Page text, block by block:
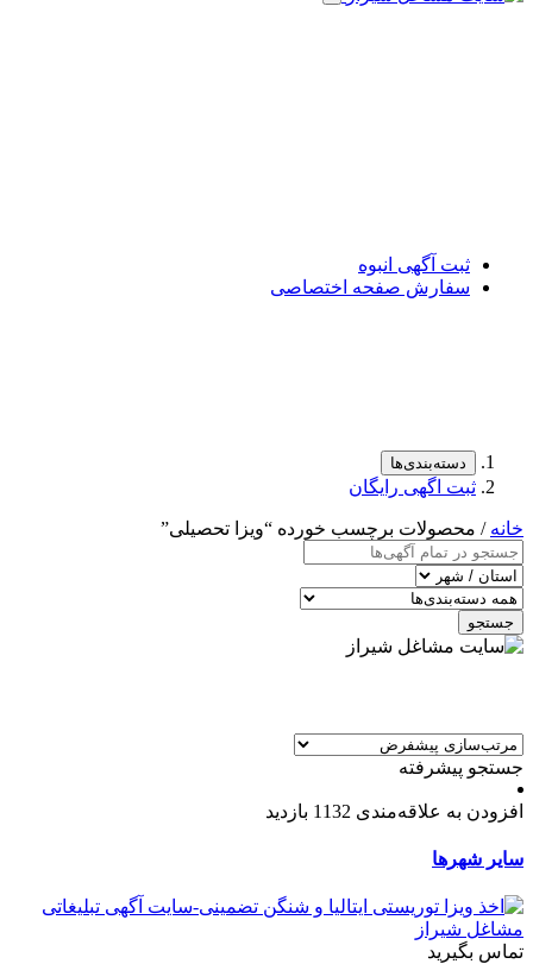
ثبت آگهی انبوه
سفارش صفحه اختصاصی
دسته‌بندی‌ها
ثبت اگهی رایگان
خانه / محصولات برچسب خورده “ویزا تحصیلی”
جستجو
جستجو پیشرفته
افزودن به علاقه‌مندی 1132 بازدید
سایر شهرها
تماس بگیرید